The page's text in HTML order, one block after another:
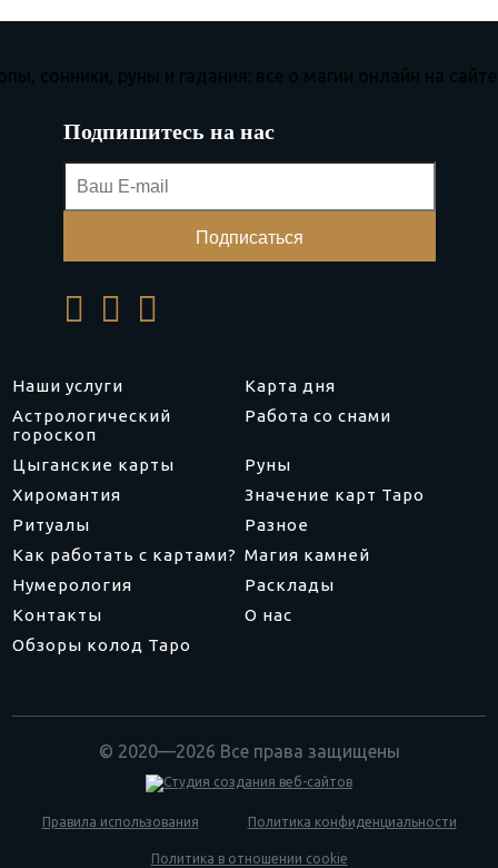
Наши услуги
Карта дня
Астрологический
гороскоп
Работа со снами
Цыганские карты
Руны
Хиромантия
Значение карт Таро
Ритуалы
Разное
Как работать с картами? Магия камней
Нумерология
Расклады
Контакты
О нас
Обзоры колод Таро
Подпишитесь на нас
© 2020—2026 Все права защищены
Правила использования Политика конфиденциальности
Политика в отношении cookie